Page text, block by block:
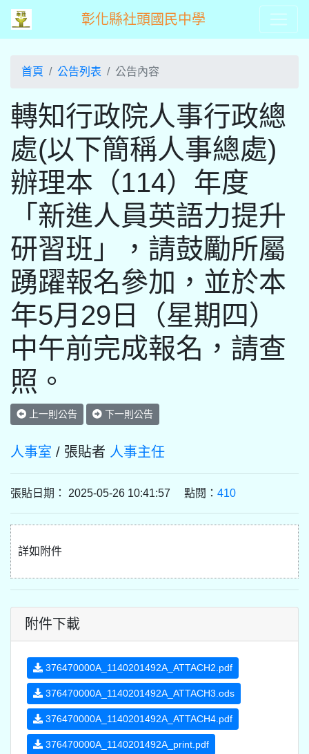
彰化縣社頭國民中學
首頁 公告列表 公告內容
轉知行政院人事行政總
處(以下簡稱人事總處)
辦理本（114）年度
「新進人員英語力提升
研習班」，請鼓勵所屬
踴躍報名參加，並於本
年5月29日（星期四）
中午前完成報名，請查
照。
上一則公告 下一則公告
人事室 / 張貼者 人事主任
張貼日期： 2025-05-26 10:41:57 點閱： 410
詳如附件
附件下載
376470000A_1140201492A_ATTACH2.pdf
376470000A_1140201492A_ATTACH3.ods
376470000A_1140201492A_ATTACH4.pdf
376470000A_1140201492A_print.pdf